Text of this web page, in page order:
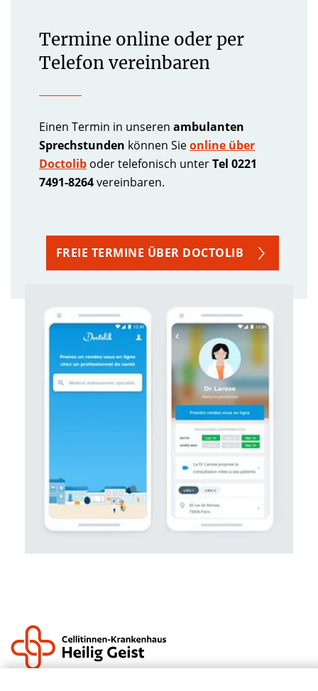
Termine online oder per
Telefon vereinbaren
Einen Termin in unseren ambulanten
Sprechstunden können Sieonline über
Doctolib oder telefonisch unterTel 0221
7491-8264vereinbaren.
FREIE TERMINE ÜBER DOCTOLIB